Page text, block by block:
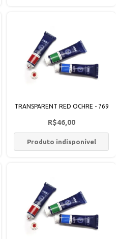
TRANSPARENT RED OCHRE - 769
R$46,00
Produto indisponível